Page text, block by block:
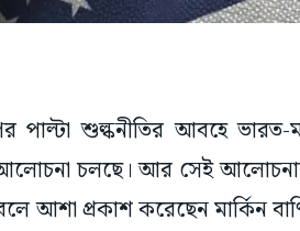
পাল্টা শুল্কনীতির আবহে
চলছে। আর সেই
আশা প্রকাশ করেছেন মার্কিন